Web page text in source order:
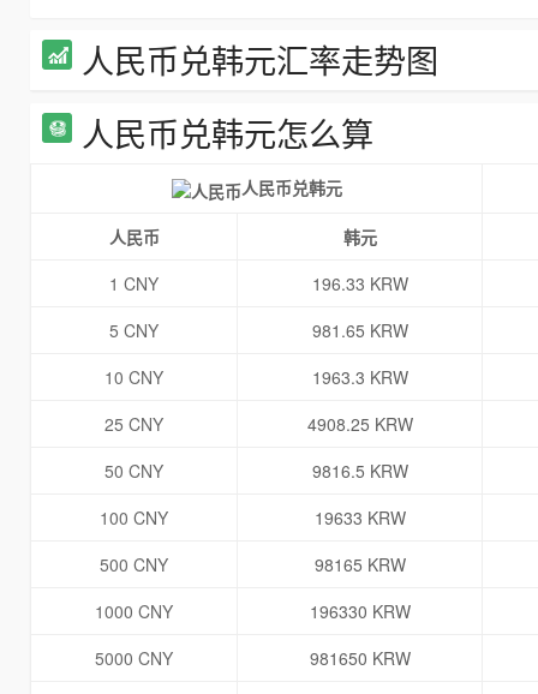
人民币兑韩元汇率走势图
人民币兑韩元怎么算
人民币兑韩元
人民币
韩元
1 CNY
196.33 KRW
5 CNY
981.65 KRW
10 CNY
1963.3 KRW
25 CNY
4908.25 KRW
50 CNY
9816.5 KRW
100 CNY
19633 KRW
500 CNY
98165 KRW
1000 CNY
196330 KRW
5000 CNY
981650 KRW